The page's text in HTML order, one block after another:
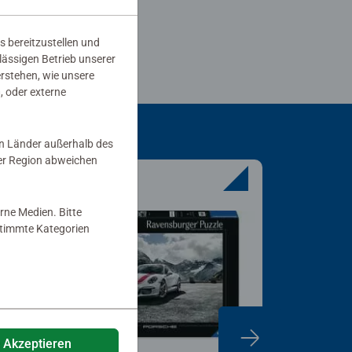
bereitzustellen und
Betrieb unserer
wie unsere
oder externe
Länder außerhalb des
Region abweichen
Medien. Bitte
Kategorien
Akzeptieren